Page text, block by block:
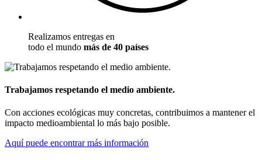
Realizamos entregas en
todo el mundo más de 40 países
Trabajamos respetando el medio ambiente.
Con acciones ecológicas muy concretas, contribuimos a mantener el
impacto medioambiental lo más bajo posible.
Aquí puede encontrar más información